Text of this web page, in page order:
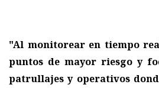
"Al monitorear en tiempo
puntos de mayor riesgo y
patrullajes y operativos